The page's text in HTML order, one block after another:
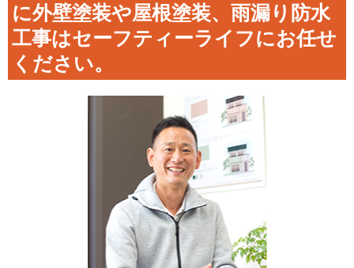
に外壁塗装や屋根塗装、雨漏り防水
工事はセーフティーライフにお任せ
ください。